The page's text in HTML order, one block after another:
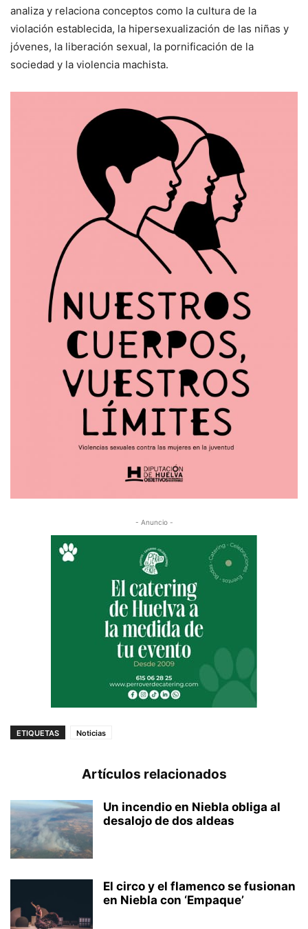
analiza y relaciona conceptos como la cultura de la
violación establecida, la hipersexualización de las niñas y
jóvenes, la liberación sexual, la pornificación de la
sociedad y la violencia machista.
- Anuncio -
ETIQUETAS Noticias
Artículos relacionados
Un incendio en Niebla obliga al
desalojo de dos aldeas
El circo y el flamenco se fusionan
en Niebla con ‘Empaque’